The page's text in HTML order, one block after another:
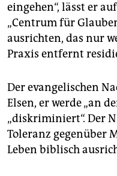
eingehen“, lässt er
„Centrum für
ausrichten, das nur
Praxis entfernt
Der evangelischen
Elsen, er werde „an
„diskriminiert“. Der
Toleranz gegenüber
Leben biblisch